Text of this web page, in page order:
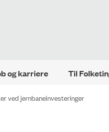
og karriere Til
ved jernbaneinvesteringer